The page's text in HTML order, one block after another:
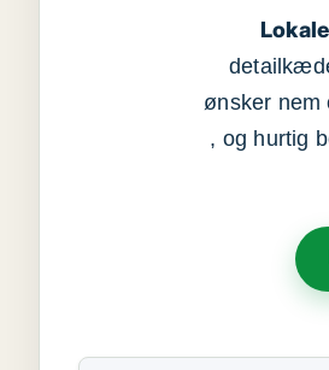
ønsker nem
, og hurtig